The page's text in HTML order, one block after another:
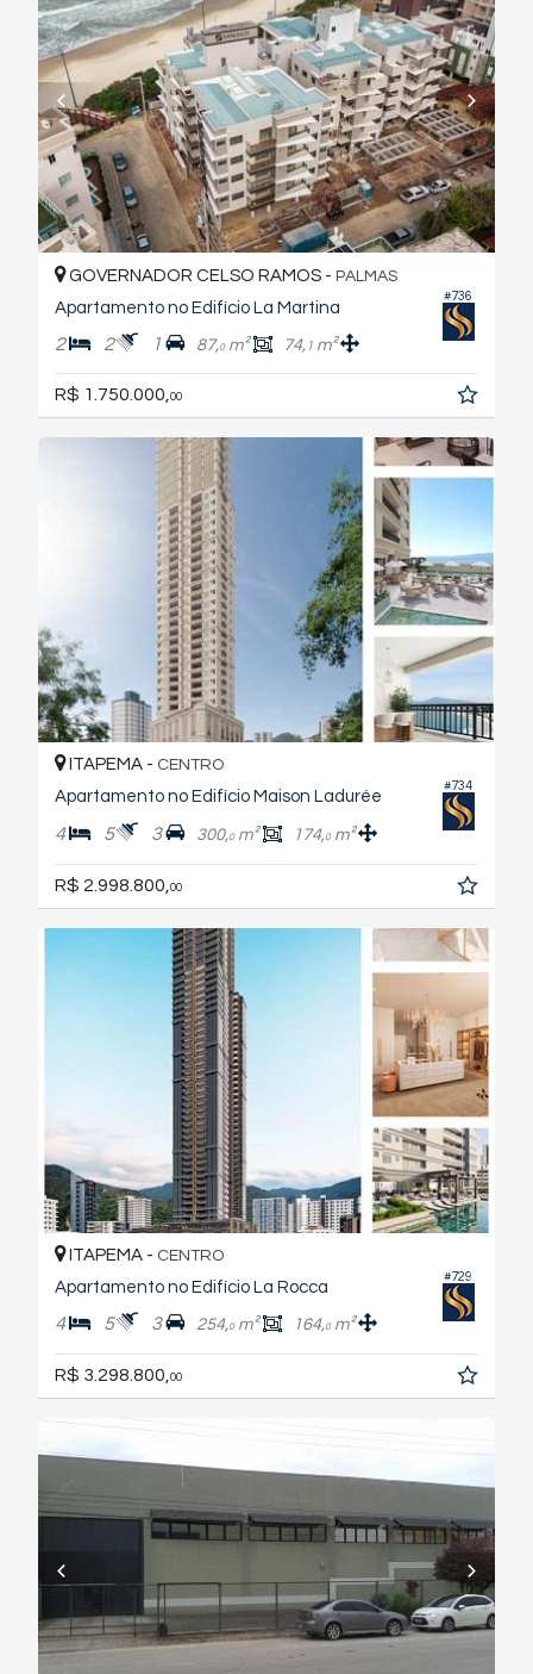
#736
GOVERNADOR CELSO RAMOS - PALMAS
Apartamento no Edifício La Martina
2 2 1 87,0m² 74, 1 m²
R$ 1.750.000, 00
#734
ITAPEMA - CENTRO
Apartamento no Edifício Maison Ladurée
4 5 3 300,0m² 174,0m²
R$ 2.998.800, 00
#729
ITAPEMA - CENTRO
Apartamento no Edifício La Rocca
4 5 3 254,0m² 164,0m²
R$ 3.298.800, 00